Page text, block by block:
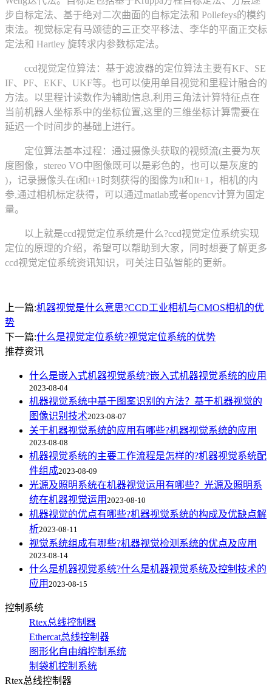
步自标定法、基于绝对二次曲面的自标定法和 Pollefeys的模约
束法。视觉标定有马颂德的三正交平移法、李华的平面正交标
定法和 Hartley 旋转求内参数标定法。
ccd视觉定位算法：基于滤波器的定位算法主要有KF、SE
IF、PF、EKF、UKF等。也可以使用单目视觉和里程计融合的
方法。以里程计读数作为辅助信息,利用三角法计算特征点在
当前机器人坐标系中的坐标位置,这里的三维坐标计算需要在
延迟一个时间步的基础上进行。
定位算法基本过程：通过摄像头获取的视频流(主要为灰
度图像，stereo VO中图像既可以是彩色的，也可以是灰度的
)，记录摄像头在t和t+1时刻获得的图像为It和It+1，相机的内
参,通过相机标定获得，可以通过matlab或者opencv计算为固定
量。
以上就是ccd视觉定位系统是什么?ccd视觉定位系统实现
定位的原理的介绍，希望可以帮助到大家，同时想要了解更多
ccd视觉定位系统资讯知识，可关注日弘智能的更新。
上一篇:机器视觉是什么意思?CCD工业相机与CMOS相机的优
势
下一篇:什么是视觉定位系统?视觉定位系统的优势
推荐资讯
什么是嵌入式机器视觉系统?嵌入式机器视觉系统的应用
2023-08-04
机器视觉系统中基于图案识别的方法？基于机器视觉的
图像识别技术2023-08-07
关于机器视觉系统的应用有哪些?机器视觉系统的应用
2023-08-08
机器视觉系统的主要工作流程是怎样的?机器视觉系统配
件组成2023-08-09
光源及照明系统在机器视觉运用有哪些？光源及照明系
统在机器视觉运用 2023-08-10
机器视觉的优点有哪些?机器视觉系统的构成及优缺点解
析2023-08-11
视觉系统组成有哪些?机器视觉检测系统的优点及应用
2023-08-14
什么是机器视觉系统?什么是机器视觉系统及控制技术的
应用 2023-08-15
控制系统
Rtex总线控制器
Ethercat总线控制器
图形化自由编控制系统
制袋机控制系统
Rtex总线控制器